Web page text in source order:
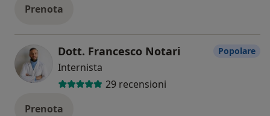
Prenota
Dott. Francesco Notari
Internista
29 recensioni
Popolare
Prenota